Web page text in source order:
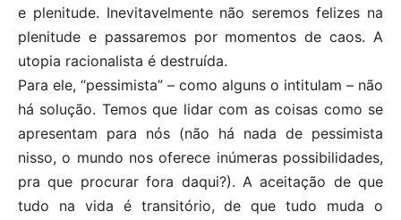
e plenitude. Inevitavelmente não seremos felizes na
plenitude e passaremos por momentos de caos. A
utopia racionalista é destruída.
Para ele, “pessimista” – como alguns o intitulam – não
há solução. Temos que lidar com as coisas como se
apresentam para nós (não há nada de pessimista
nisso, o mundo nos oferece inúmeras possibilidades,
pra que procurar fora daqui?). A aceitação de que
tudo na vida é transitório, de que tudo muda o